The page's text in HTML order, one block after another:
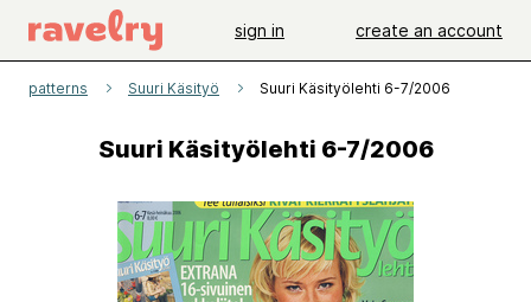
sign in create an account
patterns Suuri Käsityö Suuri Käsityölehti 6-7/2006
Suuri Käsityölehti 6-7/2006